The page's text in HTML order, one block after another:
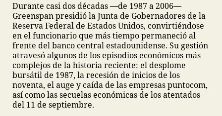
Durante casi dos décadas —de 1987 a 2006—
Greenspan presidió la Junta de Gobernadores de la
Reserva Federal de Estados Unidos, convirtiéndose
en el funcionario que más tiempo permaneció al
frente del banco central estadounidense. Su gestión
atravesó algunos de los episodios económicos más
complejos de la historia reciente: el desplome
bursátil de 1987, la recesión de inicios de los
noventa, el auge y caída de las empresas puntocom,
así como las secuelas económicas de los atentados
del 11 de septiembre.